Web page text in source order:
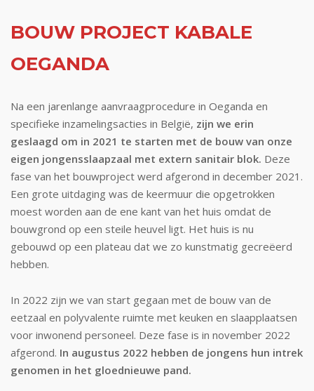
BOUW PROJECT KABALE
OEGANDA
Na een jarenlange aanvraagprocedure in Oeganda en
specifieke inzamelingsacties in België, zijn we erin
geslaagd om in 2021 te starten met de bouw van onze
eigen jongensslaapzaal met extern sanitair blok. Deze
fase van het bouwproject werd afgerond in december 2021.
Een grote uitdaging was de keermuur die opgetrokken
moest worden aan de ene kant van het huis omdat de
bouwgrond op een steile heuvel ligt. Het huis is nu
gebouwd op een plateau dat we zo kunstmatig gecreëerd
hebben.
In 2022 zijn we van start gegaan met de bouw van de
eetzaal en polyvalente ruimte met keuken en slaapplaatsen
voor inwonend personeel. Deze fase is in november 2022
afgerond. In augustus 2022 hebben de jongens hun intrek
genomen in het gloednieuwe pand.